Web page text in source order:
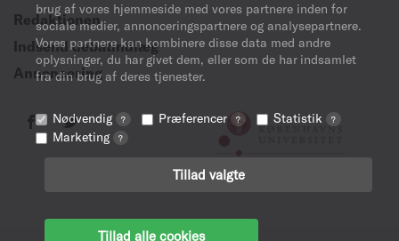
brug af vores hjemmeside med vores partnere inden for
sociale medier, annonceringspartnere og analysepartnere.
Vores partnere kan kombinere disse data med andre
oplysninger, du har givet dem, eller som de har indsamlet
fra din brug af deres tjenester.
Nødvendig ? Præferencer ? Statistik ?
Marketing ?
Tillad valgte
Tillad alle cookies
Redaktionen
Indsend debatindlæg
Annoncering